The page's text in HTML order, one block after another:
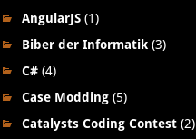
AngularJS(1)
Biber der Informatik(3)
C#(4)
Case Modding(5)
Catalysts Coding Contest(2)